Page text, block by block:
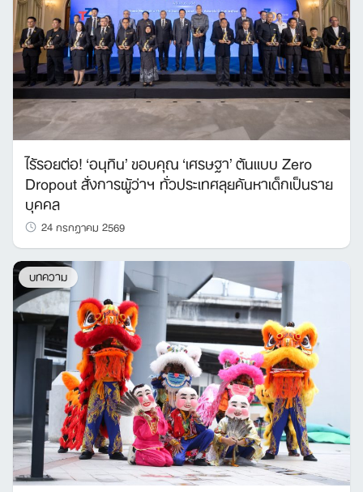
ไร้รอยต่อ! ‘อนุทิน’ ขอบคุณ ‘เศรษฐา’ ต้นแบบ Zero
Dropout สั่งการผู้ว่าฯ ทั่วประเทศลุยค้นหาเด็กเป็นราย
บุคคล
24 กรกฎาคม 2569
บทความ